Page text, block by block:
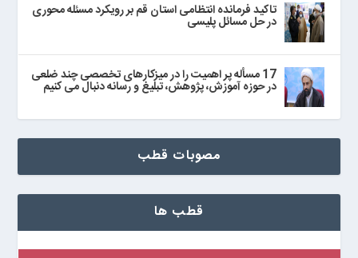
تاکید فرمانده انتظامی استان قم بر رویکرد مسئله محوری
در حل مسائل پلیسی
17 مسأله پر اهمیت را در میزکارهای تخصصی چند ضلعی
در حوزه آموزش، پژوهش، تبلیغ و رسانه دنبال می‌ کنیم
مصوبات قطب
قطب ها